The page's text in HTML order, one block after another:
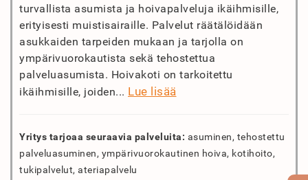
turvallista asumista ja hoivapalveluja ikäihmisille,
erityisesti muistisairaille. Palvelut räätälöidään
asukkaiden tarpeiden mukaan ja tarjolla on
ympärivuorokautista sekä tehostettua
palveluasumista. Hoivakoti on tarkoitettu
ikäihmisille, joiden... Lue lisää
Yritys tarjoaa seuraavia palveluita: asuminen, tehostettu
palveluasuminen, ympärivuorokautinen hoiva, kotihoito,
tukipalvelut, ateriapalvelu